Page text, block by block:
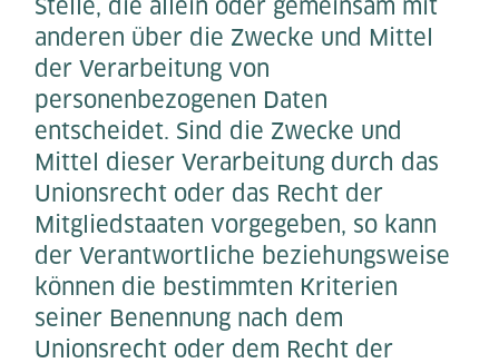
Stelle, die allein oder gemeinsam mit
anderen über die Zwecke und Mittel
der Verarbeitung von
personenbezogenen Daten
entscheidet. Sind die Zwecke und
Mittel dieser Verarbeitung durch das
Unionsrecht oder das Recht der
Mitgliedstaaten vorgegeben, so kann
der Verantwortliche beziehungsweise
können die bestimmten Kriterien
seiner Benennung nach dem
Unionsrecht oder dem Recht der